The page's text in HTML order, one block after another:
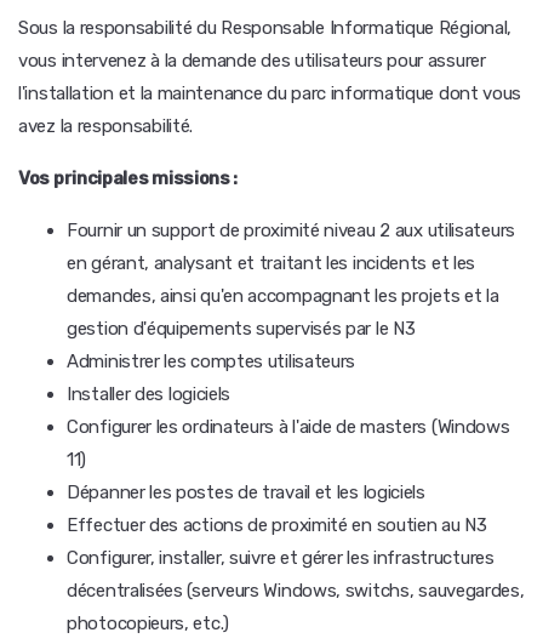
Sous la responsabilité du Responsable Informatique Régional,
vous intervenez à la demande des utilisateurs pour assurer
l'installation et la maintenance du parc informatique dont vous
avez la responsabilité.
Vos principales missions :
Fournir un support de proximité niveau 2 aux utilisateurs
en gérant, analysant et traitant les incidents et les
demandes, ainsi qu'en accompagnant les projets et la
gestion d'équipements supervisés par le N3
Administrer les comptes utilisateurs
Installer des logiciels
Configurer les ordinateurs à l'aide de masters (Windows
11)
Dépanner les postes de travail et les logiciels
Effectuer des actions de proximité en soutien au N3
Configurer, installer, suivre et gérer les infrastructures
décentralisées (serveurs Windows, switchs, sauvegardes,
photocopieurs, etc.)